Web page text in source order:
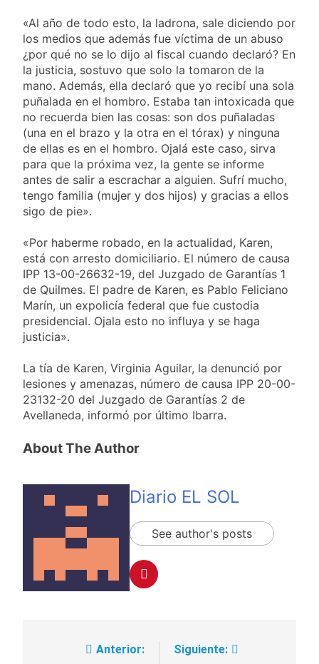
«Al año de todo esto, la ladrona, sale diciendo por
los medios que además fue víctima de un abuso
¿por qué no se lo dijo al fiscal cuando declaró? En
la justicia, sostuvo que solo la tomaron de la
mano. Además, ella declaró que yo recibí una sola
puñalada en el hombro. Estaba tan intoxicada que
no recuerda bien las cosas: son dos puñaladas
(una en el brazo y la otra en el tórax) y ninguna
de ellas es en el hombro. Ojalá este caso, sirva
para que la próxima vez, la gente se informe
antes de salir a escrachar a alguien. Sufrí mucho,
tengo familia (mujer y dos hijos) y gracias a ellos
sigo de pie».
«Por haberme robado, en la actualidad, Karen,
está con arresto domiciliario. El número de causa
IPP 13-00-26632-19, del Juzgado de Garantías 1
de Quilmes. El padre de Karen, es Pablo Feliciano
Marín, un expolicía federal que fue custodia
presidencial. Ojala esto no influya y se haga
justicia».
La tía de Karen, Virginia Aguilar, la denunció por
lesiones y amenazas, número de causa IPP 20-00-
23132-20 del Juzgado de Garantías 2 de
Avellaneda, informó por último Ibarra.
About The Author
Diario EL SOL
See author's posts
Navegación
Anterior:
Siguiente: